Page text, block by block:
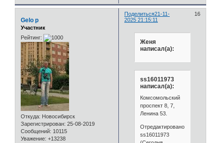
Поделиться 16
21-11-
2025 21:15:11
Gelo p
Участник
Рейтинг:
Откуда: Новосибирск
Зарегистрирован: 25-08-2019
Сообщений: 10115
Уважение: +13238
Женя
написал(а):
ss16011973
написал(а):
Комсомольский
проспект 8, 7,
Ленина 53.
Отредактировано
ss16011973